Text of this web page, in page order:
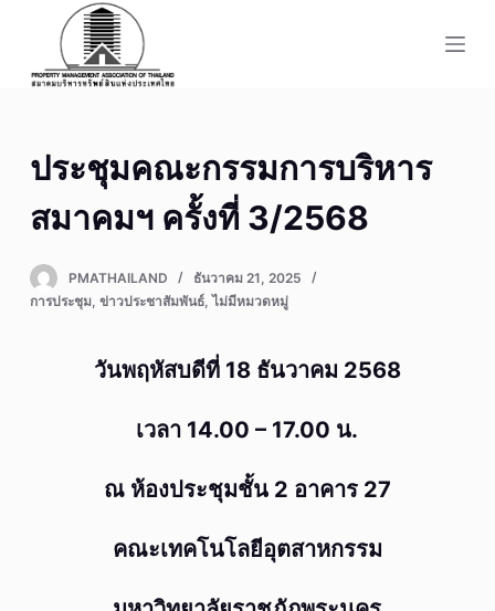
o
o
e
ประชุมคณะกรรมการบริหาร
สมาคมฯ ครั้งที่ 3/2568
PMATHAILAND
ธันวาคม 21, 2025
การประชุม, ข่าวประชาสัมพันธ์,ไม่มีหมวดหมู่
วันพฤหัสบดีที่ 18 ธันวาคม 2568
เวลา 14.00 – 17.00 น.
ณ ห้องประชุมชั้น 2 อาคาร 27
คณะเทคโนโลยีอุตสาหกรรม